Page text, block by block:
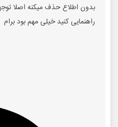
بدون اطلاع حذف میکنه اصلا
راهنمایی کنید خیلی مهم بود برام